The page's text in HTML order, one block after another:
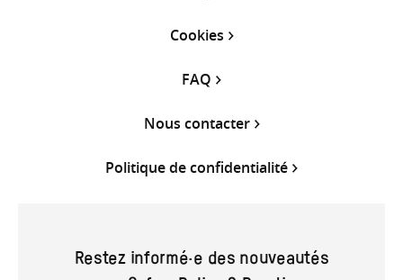
Cookies
FAQ
Nous contacter
Politique de confidentialité
Restez informé·e des nouveautés